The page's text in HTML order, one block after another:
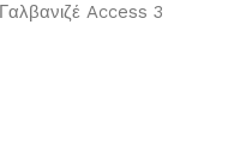
Access 3